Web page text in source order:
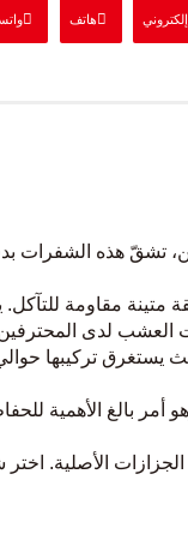
هاتف
تشقّ هذه الشفرات
مقاومة للتآكل.
مع تصميم انسيابي مُحسّن. فهو يُقلل من تناثر قصاصات العشب بنسبة
جزازات العشب عالية الجودة هذه أقل تكلفة بنسبة